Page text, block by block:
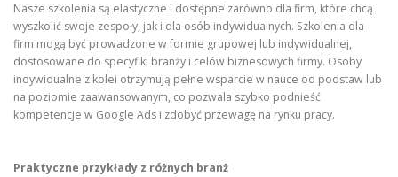
Nasze szkolenia są elastyczne i dostępne zarówno dla firm, które chcą
wyszkolić swoje zespoły, jak i dla osób indywidualnych. Szkolenia dla
firm mogą być prowadzone w formie grupowej lub indywidualnej,
dostosowane do specyfiki branży i celów biznesowych firmy. Osoby
indywidualne z kolei otrzymują pełne wsparcie w nauce od podstaw lub
na poziomie zaawansowanym, co pozwala szybko podnieść
kompetencje w Google Ads i zdobyć przewagę na rynku pracy.
Praktyczne przykłady z różnych branż